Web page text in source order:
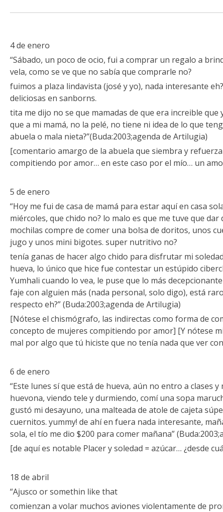
4 de enero
“Sábado, un poco de ocio, fui a comprar un regalo a
vela, como se ve que no sabía que comprarle no?
fuimos a plaza lindavista (josé y yo), nada interesante
deliciosas en sanborns.
tita me dijo no se que mamadas de que era increible
que a mi mamá, no la pelé, no tiene ni idea de lo que
abuela o mala nieta?”(Buda:2003;agenda de Artilugia)
[comentario amargo de la abuela que siembra y
compitiendo por amor… en este caso por el mío… un
5 de enero
“Hoy me fui de casa de mamá para estar aquí en casa
miércoles, que chido no? lo malo es que me tuve que
mochilas compre de comer una bolsa de doritos, unos
jugo y unos mini bigotes. super nutritivo no?
tenía ganas de hacer algo chido para disfrutar mi
hueva, lo único que hice fue contestar un estúpido
Yumhali cuando lo vea, le puse que lo más
faje con alguien más (nada personal, solo digo), está
respecto eh?” (Buda:2003;agenda de Artilugia)
[Nótese el chismógrafo, las indirectas como forma de
concepto de mujeres compitiendo por amor] [Y nótese
mal por algo que tú hiciste que no tenía nada que ver
6 de enero
“Este lunes sí que está de hueva, aún no entro a clases
huevona, viendo tele y durmiendo, comí una sopa
gustó mi desayuno, una malteada de atole de cajeta
cuernitos. yummy! de ahí en fuera nada interesante,
sola, el tío me dio $200 para comer mañana”
[de aquí es notable Placer y soledad = azúcar… ¿desde
18 de abril
“Ajusco or somethin like that
comienzan a volar muchos aviones violentamente de